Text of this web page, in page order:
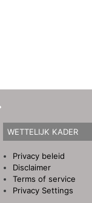
WETTELIJK KADER
Privacy beleid
Disclaimer
Terms of service
Privacy Settings